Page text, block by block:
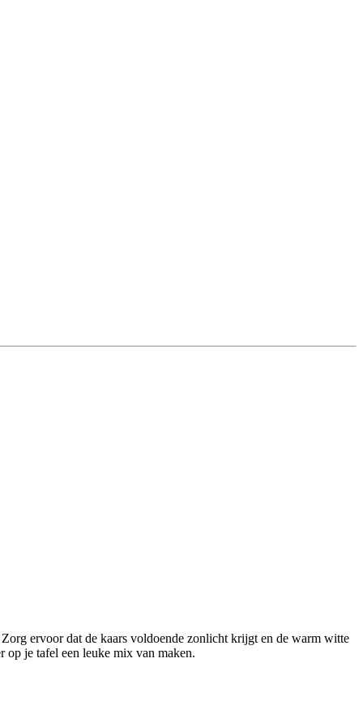
ervoor dat de kaars voldoende zonlicht krijgt en de warm witte
je tafel een leuke mix van maken.